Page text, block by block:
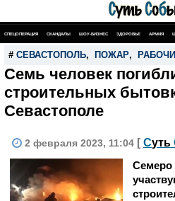
СПЕЦОПЕРАЦИЯ СКАНДАЛЫ ШОУ-БИЗНЕС ЗДОРОВЬЕ АРМИЯ
# СЕВАСТОПОЛЬ, ПОЖАР,
Семь человек
строительных
Севастополе
2 февраля 2023, 11:04 [ Суть
Семеро